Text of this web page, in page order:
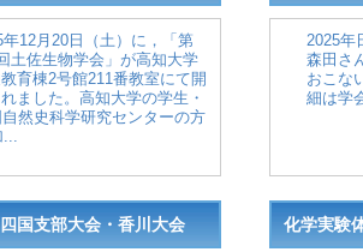
年12月20日（土）に，「第
土佐生物学会」が高知大学
育棟2号館211番教室にて開
ました。高知大学の学生・
然史科学研究センターの方
...
2025年
森田さ
おこな
細は学
国支部大会・香川大会 化学実験